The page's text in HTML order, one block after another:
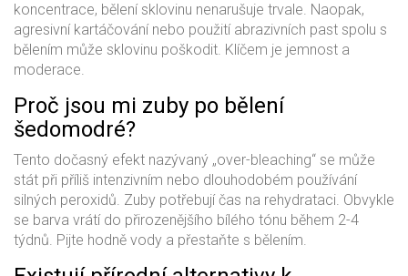
koncentrace, bělení sklovinu nenarušuje trvale. Naopak,
agresivní kartáčování nebo použití abrazivních past spolu s
bělením může sklovinu poškodit. Klíčem je jemnost a
moderace.
Proč jsou mi zuby po bělení
šedomodré?
Tento dočasný efekt nazývaný „over-bleaching“ se může
stát při příliš intenzivním nebo dlouhodobém používání
silných peroxidů. Zuby potřebují čas na rehydrataci. Obvykle
se barva vrátí do přirozenějšího bílého tónu během 2-4
týdnů. Pijte hodně vody a přestaňte s bělením.